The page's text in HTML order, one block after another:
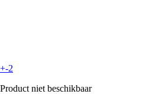
+-2
Product niet beschikbaar